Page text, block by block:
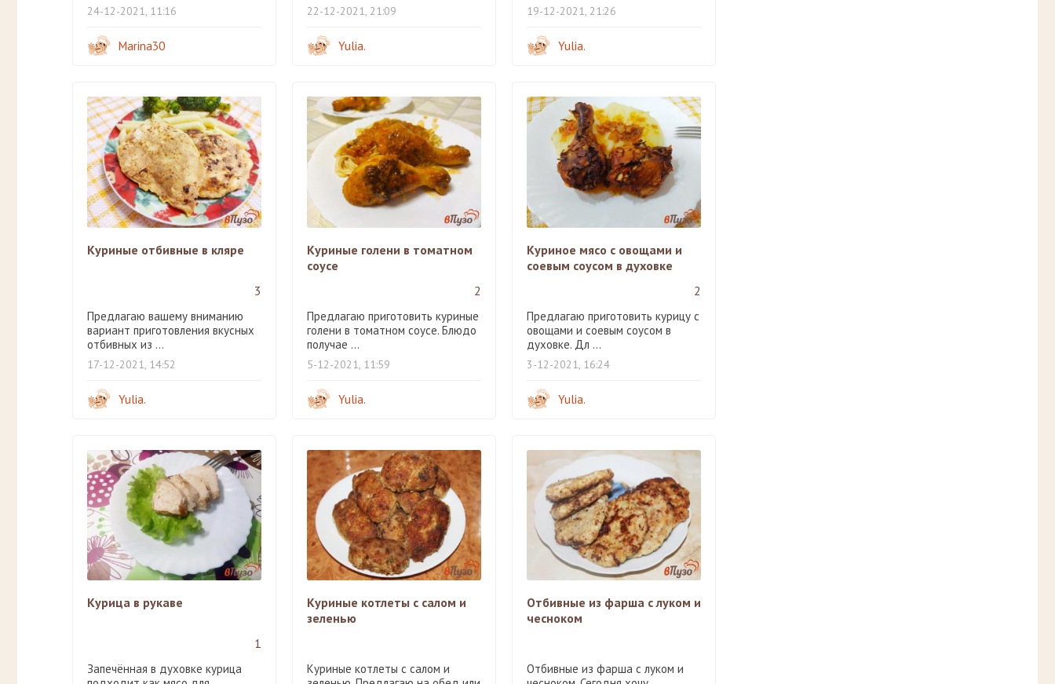
24-12-2021, 11:16
Marina30
22-12-2021, 21:09
Yulia.
19-12-2021, 21:26
Yulia.
Куриные отбивные в кляре
3
Предлагаю вашему вниманию
вариант приготовления вкусных
отбивных из ...
17-12-2021, 14:52
Yulia.
Куриные голени в томатном
соусе
2
Предлагаю приготовить куриные
голени в томатном соусе. Блюдо
получае ...
5-12-2021, 11:59
Yulia.
Куриное мясо с овощами и
соевым соусом в духовке
2
Предлагаю приготовить курицу с
овощами и соевым соусом в
духовке. Дл ...
3-12-2021, 16:24
Yulia.
Курица в рукаве
1
Запечённая в духовке курица
Куриные котлеты с салом и
зеленью
Куриные котлеты с салом и
Отбивные из фарша с луком и
чесноком
Отбивные из фарша с луком и